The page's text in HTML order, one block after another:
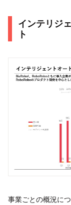
インテリジ
ト
事業ごとの概況に